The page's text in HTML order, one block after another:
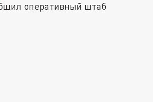
оперативный штаб